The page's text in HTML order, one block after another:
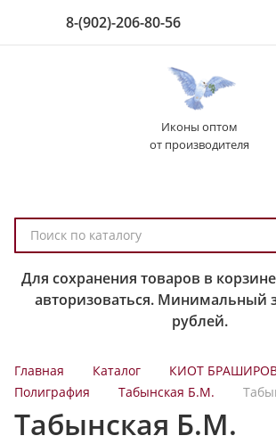
8-(902)-206-80-56
Иконы оптом
от производителя
о
к
а
т
Для сохранения товаров в
авторизоваться. Минимальный
рублей.
Главная Каталог
КИОТ
Полиграфия
Табынская Б.М.
Табынская Б.М.